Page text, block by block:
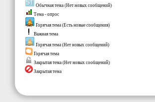
Обычная тема (Нет новых сообщений)
Тема - опрос
Горячая тема (Есть новые сообщения)
Важная тема
Горячая тема (Нет новых сообщений)
Горячая тема
Закрытая тема (Нет новых сообщений)
Закрытая тема